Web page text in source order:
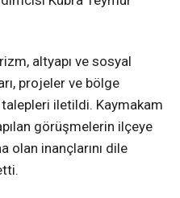
altyapı ve sosyal
projeler ve bölge
talepleri iletildi. Kaymakam
görüşmelerin ilçeye
olan inançlarını dile